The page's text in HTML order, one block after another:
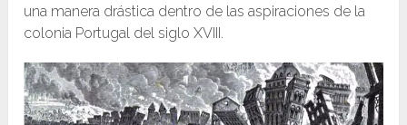
una manera drástica dentro de las aspiraciones de la
colonia Portugal del siglo XVIII.